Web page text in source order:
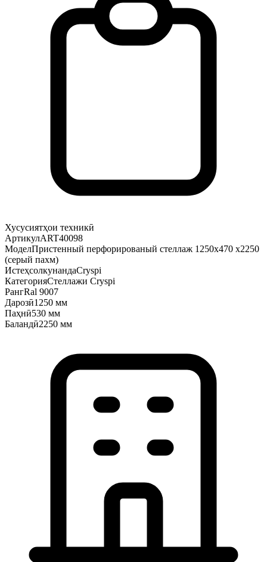
Хусусиятҳои техникӣ
АртикулART40098
МоделПристенный перфорированый стеллаж 1250х470 х2250
(серый пахм)
ИстеҳсолкунандаCryspi
КатегорияСтеллажи Cryspi
РангRal 9007
Дарозӣ1250 мм
Паҳнӣ530 мм
Баландӣ2250 мм